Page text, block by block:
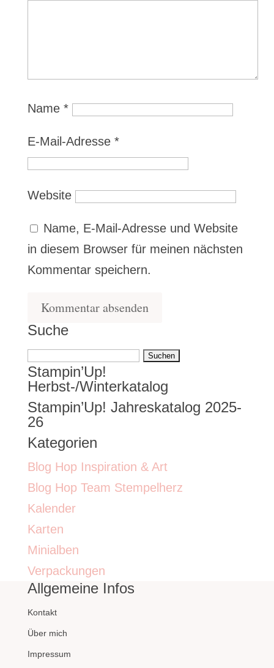
Name *
E-Mail-Adresse *
Website
Name, E-Mail-Adresse und Website
in diesem Browser für meinen nächsten
Kommentar speichern.
Suche
Suchen
nach:
Stampin’Up!
Herbst-/Winterkatalog
Stampin’Up! Jahreskatalog 2025-
26
Kategorien
Blog Hop Inspiration & Art
Blog Hop Team Stempelherz
Kalender
Karten
Minialben
Verpackungen
Allgemeine Infos
Kontakt
Über mich
Impressum